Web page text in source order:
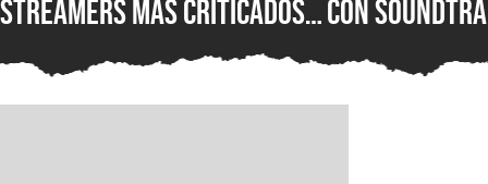
streamers más criticados
del mundo, es baneado de
Twitch por sus polémicos
con
Ozzy
Motörhead,